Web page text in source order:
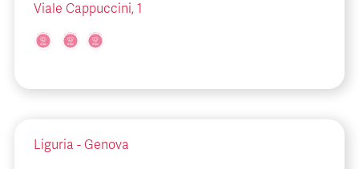
Viale Cappuccini, 1
Liguria - Genova